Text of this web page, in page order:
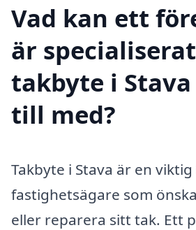
Vad kan ett
är
takbyte i
till med?
Takbyte i Stava är en
fastighetsägare som
eller reparera sitt tak. Ett